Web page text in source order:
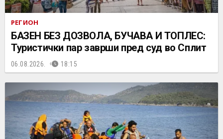
РЕГИОН
БАЗЕН БЕЗ ДОЗВОЛА, БУЧАВА И ТОПЛЕС:
Туристички пар заврши пред суд во Сплит
06.08.2026. 18:15